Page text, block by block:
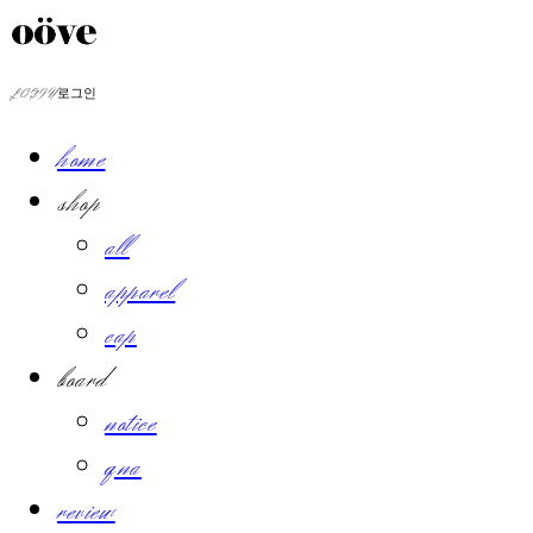
LOG IN로그인
home
shop
all
apparel
cap
board
notice
qna
review